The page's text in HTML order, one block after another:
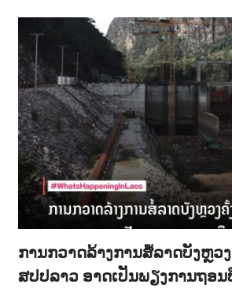
ການກວາດລ້າງການສໍ້ລາດບັງຫຼວ
ສປປລາວ ອາດເປັນພຽງການຖອ